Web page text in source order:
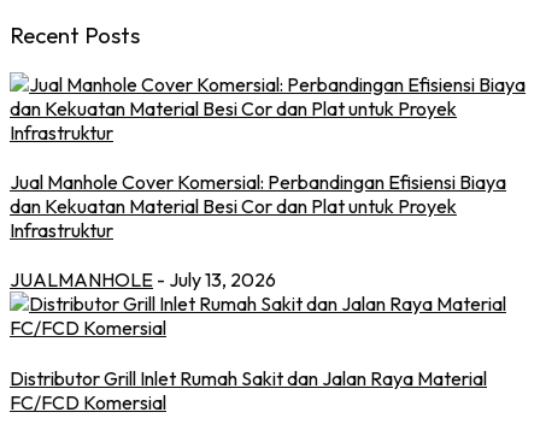
Recent Posts
Jual Manhole Cover Komersial: Perbandingan Efisiensi Biaya
dan Kekuatan Material Besi Cor dan Plat untuk Proyek
Infrastruktur
JUALMANHOLE - July 13, 2026
Distributor Grill Inlet Rumah Sakit dan Jalan Raya Material
FC/FCD Komersial